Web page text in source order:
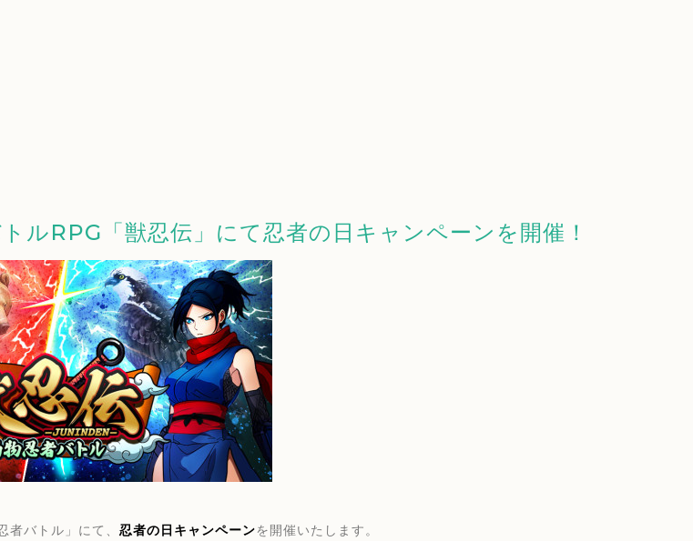
ルRPG「獣忍伝」にて忍者の日キャンペーンを開催！
バトル」にて、 忍者の日キャンペーンを開催いたします。